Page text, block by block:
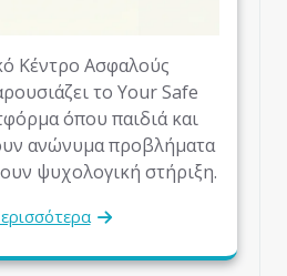
Κέντρο Ασφαλούς
το Your Safe
όπου παιδιά και
ανώνυμα προβλήματα
ψυχολογική στήριξη.